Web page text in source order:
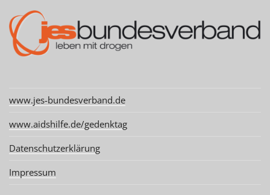
www.jes-bundesverband.de
www.aidshilfe.de/gedenktag
Datenschutzerklärung
Impressum